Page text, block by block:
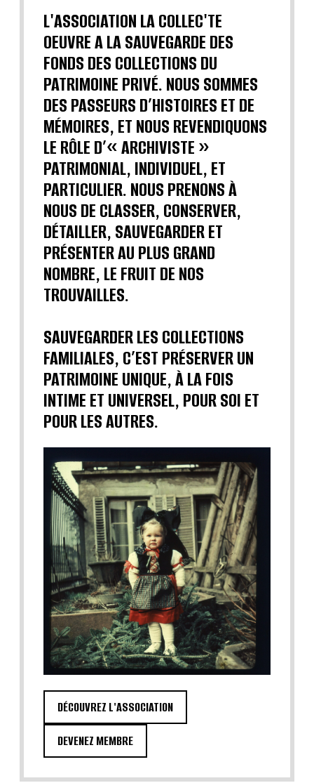
L'ASSOCIATION LA COLLEC'TE
OEUVRE A LA SAUVEGARDE DES
FONDS DES COLLECTIONS DU
PATRIMOINE PRIVÉ. NOUS SOMMES
DES PASSEURS D’HISTOIRES ET DE
MÉMOIRES, ET NOUS REVENDIQUONS
LE RÔLE D’« ARCHIVISTE »
PATRIMONIAL, INDIVIDUEL, ET
PARTICULIER. NOUS PRENONS À
NOUS DE CLASSER, CONSERVER,
DÉTAILLER, SAUVEGARDER ET
PRÉSENTER AU PLUS GRAND
NOMBRE, LE FRUIT DE NOS
TROUVAILLES.
SAUVEGARDER LES COLLECTIONS
FAMILIALES, C’EST PRÉSERVER UN
PATRIMOINE UNIQUE, À LA FOIS
INTIME ET UNIVERSEL, POUR SOI ET
POUR LES AUTRES.
DÉCOUVREZ L'ASSOCIATION
DEVENEZ MEMBRE